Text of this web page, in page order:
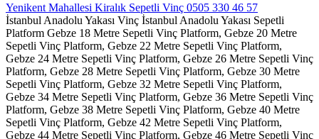
Yenikent Mahallesi Kiralık Sepetli Vinç 0505 330 46 57
İstanbul Anadolu Yakası Vinç İstanbul Anadolu Yakası Sepetli
Platform Gebze 18 Metre Sepetli Vinç Platform, Gebze 20 Metre
Sepetli Vinç Platform, Gebze 22 Metre Sepetli Vinç Platform,
Gebze 24 Metre Sepetli Vinç Platform, Gebze 26 Metre Sepetli Vinç
Platform, Gebze 28 Metre Sepetli Vinç Platform, Gebze 30 Metre
Sepetli Vinç Platform, Gebze 32 Metre Sepetli Vinç Platform,
Gebze 34 Metre Sepetli Vinç Platform, Gebze 36 Metre Sepetli Vinç
Platform, Gebze 38 Metre Sepetli Vinç Platform, Gebze 40 Metre
Sepetli Vinç Platform, Gebze 42 Metre Sepetli Vinç Platform,
Gebze 44 Metre Sepetli Vinç Platform, Gebze 46 Metre Sepetli Vinç